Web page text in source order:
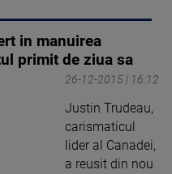
in manuirea
primit de ziua sa
26-12-2015 | 16:12
Justin Trudeau,
carismaticul
lider al Canadei,
a reusit din nou